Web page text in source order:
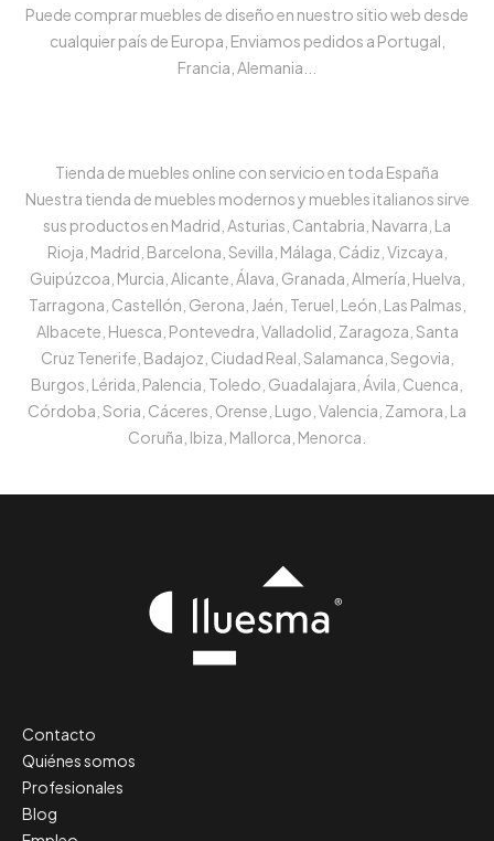
Puede comprar muebles de diseño en nuestro sitio web desde
cualquier país de Europa, Enviamos pedidos a Portugal,
Francia, Alemania...
Tienda de muebles online con servicio en toda España
Nuestra tienda de muebles modernos y muebles italianos sirve
sus productos en Madrid, Asturias, Cantabria, Navarra, La
Rioja, Madrid, Barcelona, Sevilla, Málaga, Cádiz, Vizcaya,
Guipúzcoa, Murcia, Alicante, Álava, Granada, Almería, Huelva,
Tarragona, Castellón, Gerona, Jaén, Teruel, León, Las Palmas,
Albacete, Huesca, Pontevedra, Valladolid, Zaragoza, Santa
Cruz Tenerife, Badajoz, Ciudad Real, Salamanca, Segovia,
Burgos, Lérida, Palencia, Toledo, Guadalajara, Ávila, Cuenca,
Córdoba, Soria, Cáceres, Orense, Lugo, Valencia, Zamora, La
Coruña, Ibiza, Mallorca, Menorca.
Contacto
Quiénes somos
Profesionales
Blog